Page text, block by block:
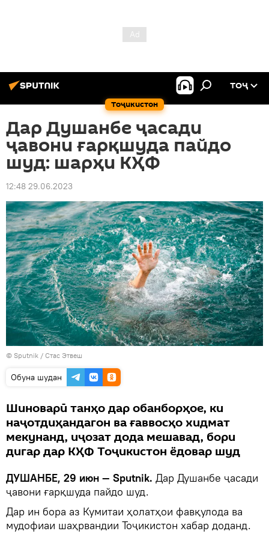
Тоҷикистон
ТОҶ
Дар Душанбе ҷасади
ҷавони ғарқшуда пайдо
шуд: шарҳи КҲФ
12:48 29.06.2023
© Sputnik / Стас Этвеш
Обуна шудан
Шиноварӣ танҳо дар обанборҳое, ки
наҷотдиҳандагон ва ғаввосҳо хидмат
мекунанд, иҷозат дода мешавад, бори
дигар дар КҲФ Тоҷикистон ёдовар шуд
ДУШАНБЕ, 29 июн — Sputnik. Дар Душанбе ҷасади
ҷавони ғарқшуда пайдо шуд.
Дар ин бора аз Кумитаи ҳолатҳои фавқулода ва
мудофиаи шаҳрвандии Тоҷикистон хабар доданд.